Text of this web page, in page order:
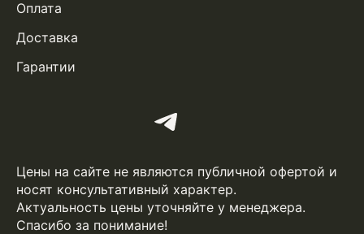
Оплата
Доставка
Гарантии
Цены на сайте не являются публичной офертой и
носят консультативный характер.
Актуальность цены уточняйте у менеджера.
Спасибо за понимание!